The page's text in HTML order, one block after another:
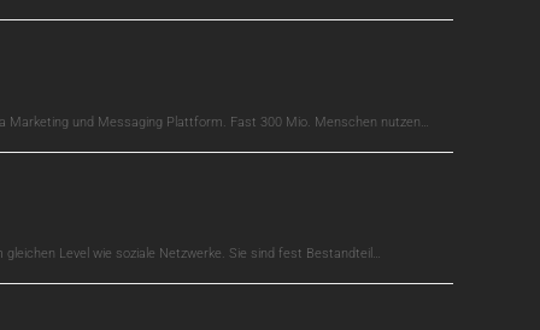
Marketing und Messaging Plattform. Fast 300 Mio. Menschen nutzen…
Level wie soziale Netzwerke. Sie sind fest Bestandteil…